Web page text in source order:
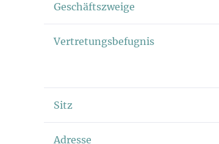
Geschäftszweige
Vertretungsbefugnis
Sitz
Adresse